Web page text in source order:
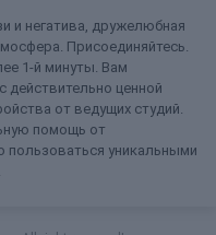
и негатива, дружелюбная
Присоединяйтесь.
1-й минуты. Вам
ценной
от ведущих студий.
помощь от
пользоваться уникальными